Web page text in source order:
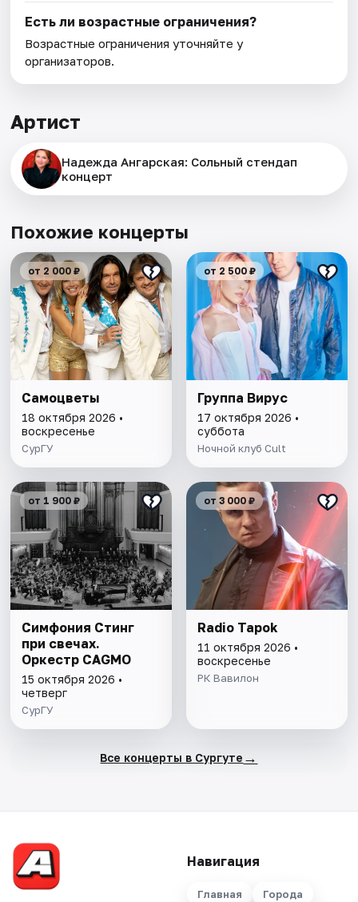
Есть ли возрастные ограничения?
Возрастные ограничения уточняйте у
организаторов.
Артист
Надежда Ангарская: Сольный стендап
концерт
Похожие концерты
от 2 000 ₽
Самоцветы
18 октября 2026 •
воскресенье
СурГУ
от 2 500 ₽
Группа Вирус
17 октября 2026 •
суббота
Ночной клуб Cult
от 1 900 ₽
Симфония Стинг
при свечах.
Оркестр CAGMO
15 октября 2026 •
четверг
СурГУ
от 3 000 ₽
Radio Tapok
11 октября 2026 •
воскресенье
РК Вавилон
Все концерты в Сургуте →
Навигация
Главная Города